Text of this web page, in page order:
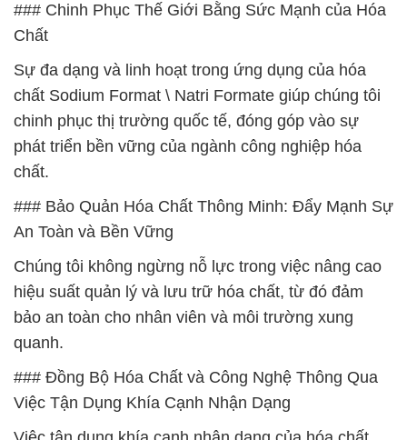
### Chinh Phục Thế Giới Bằng Sức Mạnh của Hóa
Chất
Sự đa dạng và linh hoạt trong ứng dụng của hóa
chất Sodium Format \ Natri Formate giúp chúng tôi
chinh phục thị trường quốc tế, đóng góp vào sự
phát triển bền vững của ngành công nghiệp hóa
chất.
### Bảo Quản Hóa Chất Thông Minh: Đẩy Mạnh Sự
An Toàn và Bền Vững
Chúng tôi không ngừng nỗ lực trong việc nâng cao
hiệu suất quản lý và lưu trữ hóa chất, từ đó đảm
bảo an toàn cho nhân viên và môi trường xung
quanh.
### Đồng Bộ Hóa Chất và Công Nghệ Thông Qua
Việc Tận Dụng Khía Cạnh Nhận Dạng